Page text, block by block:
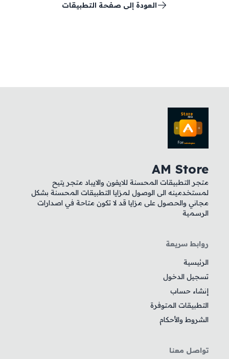
العودة إلى صفحة التطبيقات
AM Store
متجر التطبيقات المحسنة للايفون والايباد متجر يتيح
لمستخدمينه الى الوصول لمزايا التطبيقات المحسنة بشكل
مجاني والحصول على مزايا قد لا تكون متاحة في اصدارات
الرسمية
روابط سريعة
الرئيسية
تسجيل الدخول
إنشاء حساب
التطبيقات المتوفرة
الشروط والأحكام
تواصل معنا